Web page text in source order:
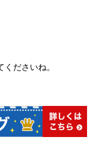
ださいね。